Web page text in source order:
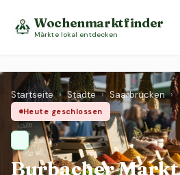
Wochenmarktfinder
Märkte lokal entdecken
Startseite › Städte › Saarbrücken ›
Heute geschlossen
Burbacher Markt